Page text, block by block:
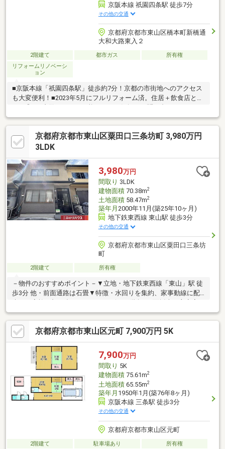
京阪本線 祇園四条駅 徒歩7分
その他の交通
京都府京都市東山区橋本町新橋通
大和大路東入２
2階建て 都市ガス
所有権
リフォームリノベーシ
ョン
■京阪本線「祇園四条駅」徒歩約7分！京都の市街地へのアクセス
も大変便利！■2023年5月にフルリフォーム済。住居＋飲食店とし
い。
京都府京都市東山区粟田口三条坊町 3,980万円
3LDK
3,980万円
間取り 3LDK
建物面積70.38m2
土地面積58.47m2
築年月 2000年11月(築25年10ヶ月)
地下鉄東西線 東山駅 徒歩3分
その他の交通
京都府京都市東山区粟田口三条坊
町
2階建て 所有権
－物件のおすすめポイント－▼立地・地下鉄東西線「東山」駅 徒
歩3分 他・前面通路は石畳▼特徴・水回りを集約、家事動線に配
約7.5帖・天井収納庫・床下収納を設置※本物件は、建築基準法に
定める道路に接道していないため原則として建物の建築・増築・
改築は不可。 建築審査会の同意を得て建築基準法43条2項2号の
許可を受けた場合には、建築物の建築・増築・改築が可能。※容
積率は前面道路幅員により160％に制限。■ ご希望の住まい探しを
お手伝いします ━━━━━・・・物件の詳細・ご相談はお気軽に
お問い合わせください。
京都府京都市東山区元町 7,900万円 5K
7,900万円
間取り 5K
建物面積75.61m2
土地面積65.55m2
築年月 1950年1月(築76年8ヶ月)
京阪本線 三条駅 徒歩3分
その他の交通
京都府京都市東山区元町
2階建て 駐車場あり 所有権